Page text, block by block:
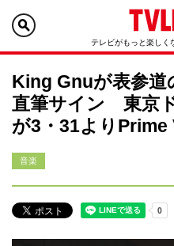
テレビがもっと楽しく
King Gnuが表参道
直筆サイン 東京
が3・31よりPrime
音楽